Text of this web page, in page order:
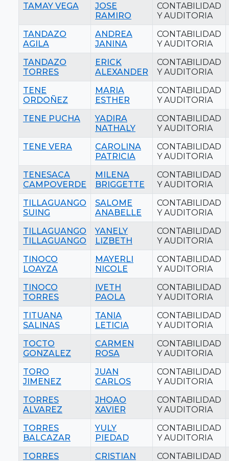
TAMAY VEGA
JOSE
RAMIRO
CONTABILIDAD
Y AUDITORIA
TANDAZO
AGILA
ANDREA
JANINA
CONTABILIDAD
Y AUDITORIA
TANDAZO
TORRES
ERICK
ALEXANDER
CONTABILIDAD
Y AUDITORIA
TENE
ORDOÑEZ
MARIA
ESTHER
CONTABILIDAD
Y AUDITORIA
TENE PUCHA
YADIRA
NATHALY
CONTABILIDAD
Y AUDITORIA
TENE VERA
CAROLINA
PATRICIA
CONTABILIDAD
Y AUDITORIA
TENESACA
CAMPOVERDE
MILENA
BRIGGETTE
CONTABILIDAD
Y AUDITORIA
TILLAGUANGO
SUING
SALOME
ANABELLE
CONTABILIDAD
Y AUDITORIA
TILLAGUANGO
TILLAGUANGO
YANELY
LIZBETH
CONTABILIDAD
Y AUDITORIA
TINOCO
LOAYZA
MAYERLI
NICOLE
CONTABILIDAD
Y AUDITORIA
TINOCO
TORRES
IVETH
PAOLA
CONTABILIDAD
Y AUDITORIA
TITUANA
SALINAS
TANIA
LETICIA
CONTABILIDAD
Y AUDITORIA
TOCTO
GONZALEZ
CARMEN
ROSA
CONTABILIDAD
Y AUDITORIA
TORO
JIMENEZ
JUAN
CARLOS
CONTABILIDAD
Y AUDITORIA
TORRES
ALVAREZ
JHOAO
XAVIER
CONTABILIDAD
Y AUDITORIA
TORRES
BALCAZAR
YULY
PIEDAD
CONTABILIDAD
Y AUDITORIA
TORRES
CRISTIAN
CONTABILIDAD